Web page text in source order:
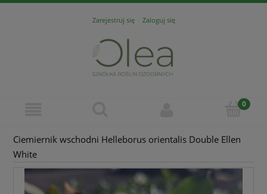
Zarejestruj się Zaloguj się
Ciemiernik wschodni Helleborus orientalis Double Ellen
White